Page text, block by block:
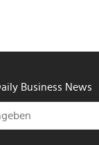
Business News